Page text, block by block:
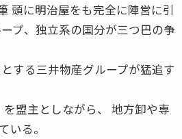
頭に明治屋をも完全に陣営に引
プ、独立系の国分が三つ巴の争
する三井物産グループが猛追す
盟主としながら、 地方卸や専
いる。